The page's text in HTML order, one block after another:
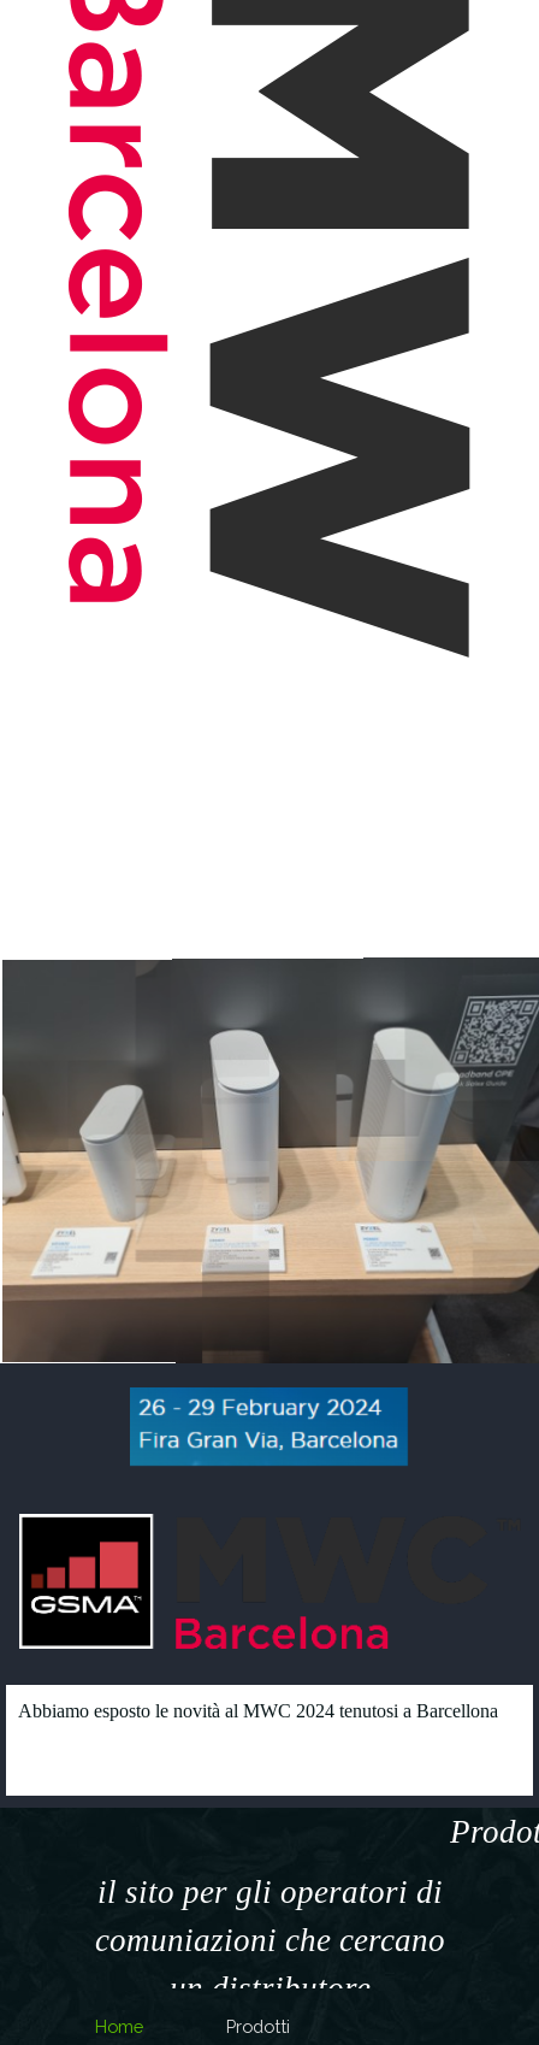
Abbiamo esposto le novità al MWC 2024 tenutosi a Barcellona
il sito per gli operatori di
comuniazioni che cercano
un distributore
specializzato
Home Prodotti